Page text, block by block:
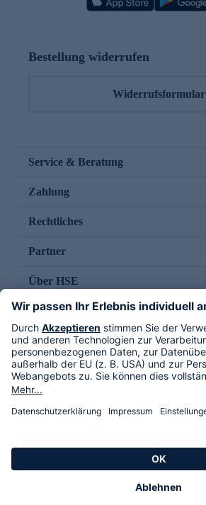
Bestellung widerrufen
Widerrufsformular
Service & Beratung
Zahlung
Rechtliches
Partner
Über HSE
Im TV
HSE International